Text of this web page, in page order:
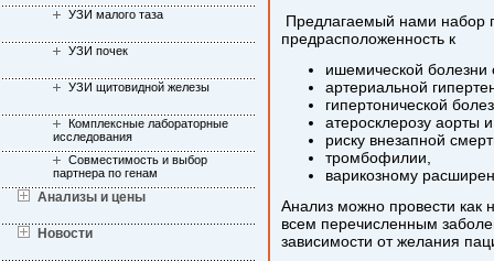
Предлагаемый нами набор
предрасположенность к
ишемической болезни
артериальной
гипертонической
атеросклерозу аорты
риску внезапной
тромбофилии,
варикозному
Анализ можно провести как
всем перечисленным
зависимости от желания
УЗИ малого таза
УЗИ почек
УЗИ щитовидной железы
Комплексные лабораторные
исследования
Совместимость и выбор
партнера по генам
Анализы и цены
Новости